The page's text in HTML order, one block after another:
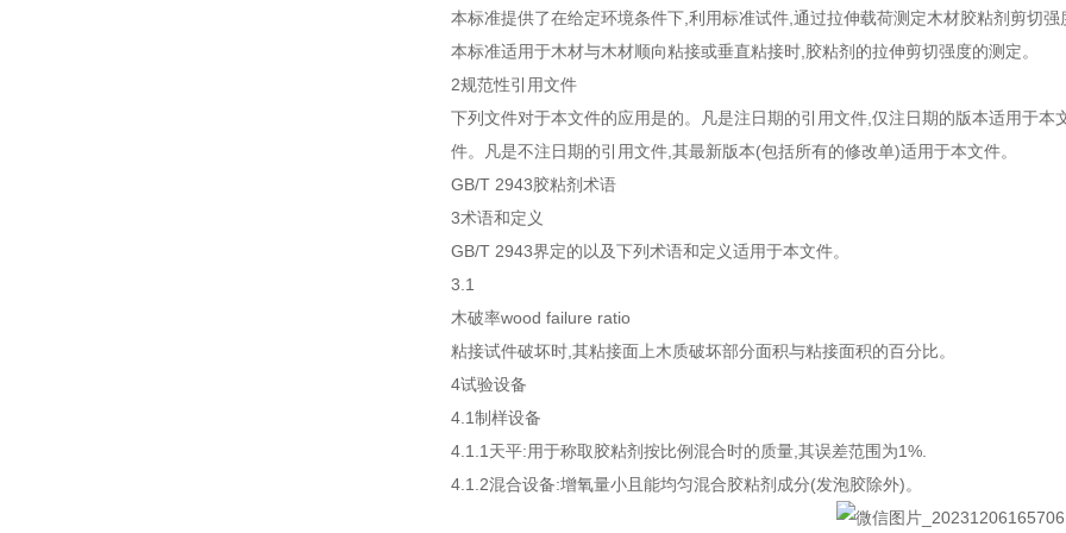
本标准提供了在给定环境条件下,利用标准试件,通过拉伸载荷测定木材胶粘剂剪切强
本标准适用于木材与木材顺向粘接或垂直粘接时,胶粘剂的拉伸剪切强度的测定。
2规范性引用文件
下列文件对于本文件的应用是的。凡是注日期的引用文件,仅注日期的版本适用于本
件。凡是不注日期的引用文件,其最新版本(包括所有的修改单)适用于本文件。
GB/T 2943胶粘剂术语
3术语和定义
GB/T 2943界定的以及下列术语和定义适用于本文件。
3.1
木破率wood failure ratio
粘接试件破坏时,其粘接面上木质破坏部分面积与粘接面积的百分比。
4试验设备
4.1制样设备
4.1.1天平:用于称取胶粘剂按比例混合时的质量,其误差范围为1%.
4.1.2混合设备:增氧量小且能均匀混合胶粘剂成分(发泡胶除外)。